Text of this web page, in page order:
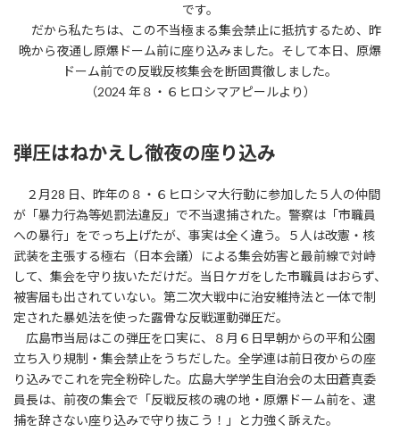
です。
だから私たちは、この不当極まる集会禁止に抵抗するため、昨
晩から夜通し原爆ドーム前に座り込みました。そして本日、原爆
ドーム前での反戦反核集会を断固貫徹しました。
（2024 年８・６ヒロシマアピールより）
弾圧はねかえし徹夜の座り込み
２月28 日、昨年の８・６ヒロシマ大行動に参加した５人の仲間
が「暴力行為等処罰法違反」で不当逮捕された。警察は「市職員
への暴行」をでっち上げたが、事実は全く違う。５人は改憲・核
武装を主張する極右（日本会議）による集会妨害と最前線で対峙
して、集会を守り抜いただけだ。当日ケガをした市職員はおらず、
被害届も出されていない。第二次大戦中に治安維持法と一体で制
定された暴処法を使った露骨な反戦運動弾圧だ。
広島市当局はこの弾圧を口実に、８月６日早朝からの平和公園
立ち入り規制・集会禁止をうちだした。全学連は前日夜からの座
り込みでこれを完全粉砕した。広島大学学生自治会の太田蒼真委
員長は、前夜の集会で「反戦反核の魂の地・原爆ドーム前を、逮
捕を辞さない座り込みで守り抜こう！」と力強く訴えた。